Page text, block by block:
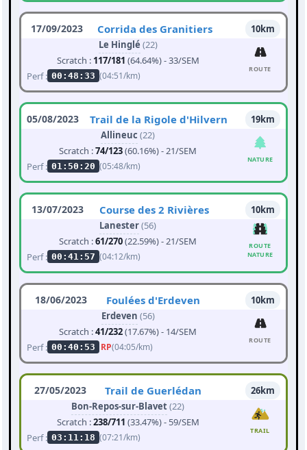
17/09/2023 Corrida des Granitiers
10km
Le Hinglé (22)
Scratch : 117/181 (64.64%) - 33/SEM
Perf : 00:48:33 (04:51/km)
ROUTE
05/08/2023 Trail de la Rigole d'Hilvern
19km
Allineuc (22)
Scratch :74/123(60.16%) - 21/SEM
Perf : 01:50:20 (05:48/km)
NATURE
13/07/2023 Course des 2 Rivières
10km
Lanester(56)
Scratch :61/270(22.59%) - 21/SEM
Perf : 00:41:57 (04:12/km)
ROUTE
NATURE
18/06/2023 Foulées d'Erdeven
10km
Erdeven (56)
Scratch :41/232(17.67%) - 14/SEM
Perf : 00:40:53 RP(04:05/km)
ROUTE
27/05/2023 Trail de Guerlédan
26km
Bon-Repos-sur-Blavet(22)
Scratch :238/711 (33.47%) - 59/SEM
Perf : 03:11:18 (07:21/km)
TRAIL